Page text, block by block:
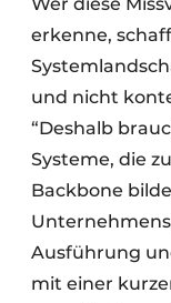
erkenne,
und nicht
“Deshalb
Systeme, die
Backbone
Ausführung
mit einer